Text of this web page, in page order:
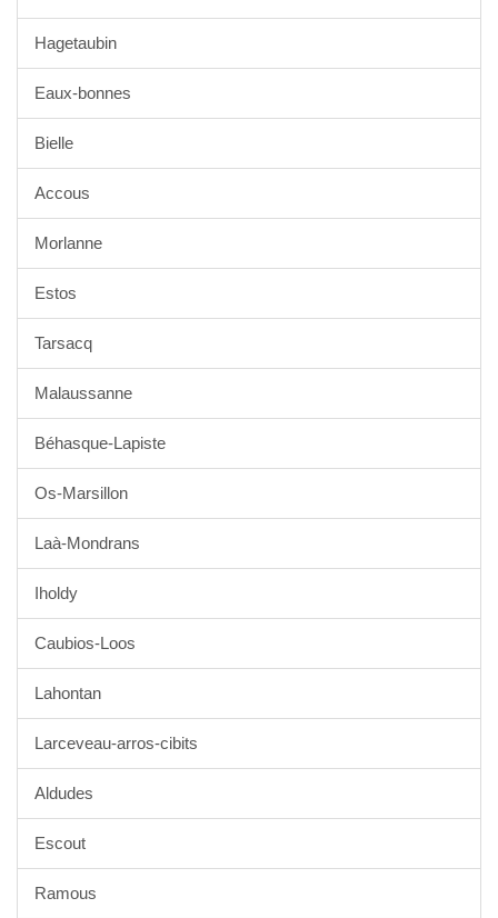
Hagetaubin
Eaux-bonnes
Bielle
Accous
Morlanne
Estos
Tarsacq
Malaussanne
Béhasque-Lapiste
Os-Marsillon
Laà-Mondrans
Iholdy
Caubios-Loos
Lahontan
Larceveau-arros-cibits
Aldudes
Escout
Ramous